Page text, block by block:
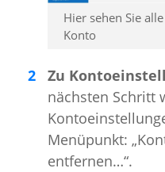
Hier sehen Sie
Konto
Zu
nächsten Schritt
Menüpunkt:
entfernen…“.